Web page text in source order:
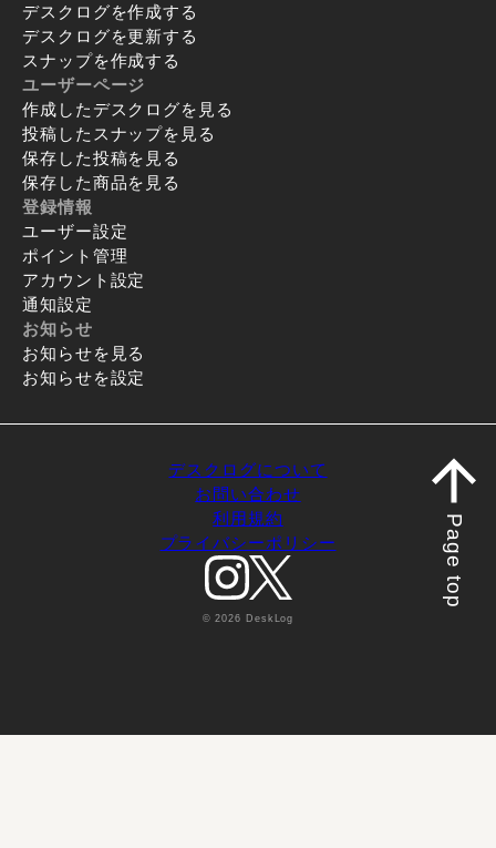
デスクログを作成する
デスクログを更新する
スナップを作成する
ユーザーページ
作成したデスクログを見る
投稿したスナップを見る
保存した投稿を見る
保存した商品を見る
登録情報
ユーザー設定
ポイント管理
アカウント設定
通知設定
お知らせ
お知らせを見る
お知らせを設定
デスクログについて
お問い合わせ
利用規約
プライバシーポリシー
© 2026 DeskLog
Page top